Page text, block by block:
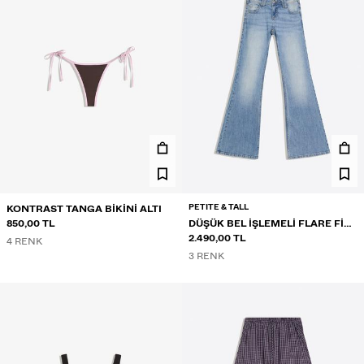
KONTRAST TANGA BIKINI ALTI
850,00 TL
4 RENK
PETITE & TALL
DÜŞÜK BEL IŞLEMELI FLARE FIT
JEAN
2.490,00 TL
3 RENK